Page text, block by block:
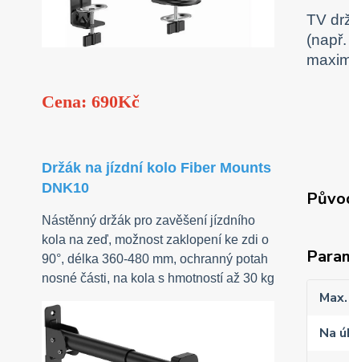
Cena: 690Kč
Držák na jízdní kolo Fiber Mounts
DNK10
Nástěnný držák pro zavěšení jízdního
kola na zeď, možnost zaklopení ke zdi o
90°, délka 360-480 mm, ochranný potah
nosné části, na kola s hmotností až 30 kg
TV
Na